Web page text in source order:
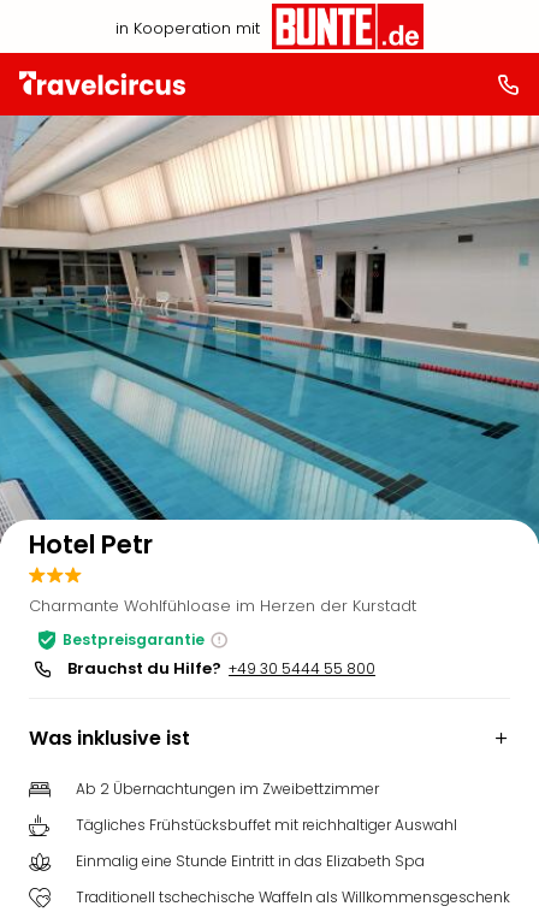
in Kooperation mit
Auf der Karte anzeigen
Hotel Petr
Charmante Wohlfühloase im Herzen der Kurstadt
Bestpreisgarantie
Brauchst du Hilfe? +49 30 5444 55 800
Was inklusive ist
Ab 2 Übernachtungen im Zweibettzimmer
Tägliches Frühstücksbuffet mit reichhaltiger Auswahl
Einmalig eine Stunde Eintritt in das Elizabeth Spa
Traditionell tschechische Waffeln als Willkommensgeschenk